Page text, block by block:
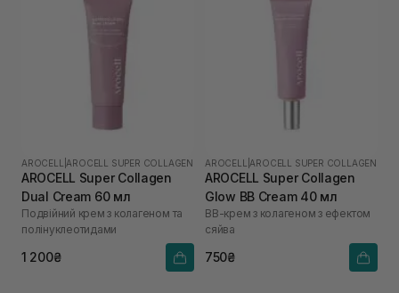
AROCELL AROCELL SUPER COLLAGEN
AROCELL Super Collagen
Dual Cream 60 мл
Подвійний крем з колагеном та
полінуклеотидами
1 200₴
AROCELL AROCELL SUPER COLLAGEN
AROCELL Super Collagen
Glow BB Cream 40 мл
ВВ-крем з колагеном з ефектом
сяйва
750₴